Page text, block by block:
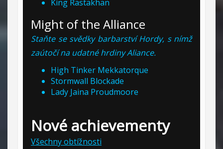
King Rastakhan
Might of the Alliance
Staňte se svědky barbarství Hordy, s nímž
zaútočí na udatné hrdiny Aliance.
High Tinker Mekkatorque
Stormwall Blockade
Lady Jaina Proudmoore
Nové achievementy
Všechny obtížnosti